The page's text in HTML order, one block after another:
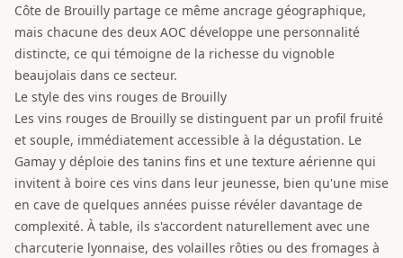
Côte de Brouilly partage ce même ancrage géographique,
mais chacune des deux AOC développe une personnalité
distincte, ce qui témoigne de la richesse du vignoble
beaujolais dans ce secteur.
Le style des vins rouges de Brouilly
Les vins rouges de Brouilly se distinguent par un profil fruité
et souple, immédiatement accessible à la dégustation. Le
Gamay y déploie des tanins fins et une texture aérienne qui
invitent à boire ces vins dans leur jeunesse, bien qu'une mise
en cave de quelques années puisse révéler davantage de
complexité. À table, ils s'accordent naturellement avec une
charcuterie lyonnaise, des volailles rôties ou des fromages à